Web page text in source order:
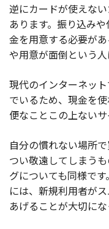
逆にカードが使えな
あります。振り込み
金を用意する必要が
や用意が面倒という人
現代のインターネッ
でいるため、現金を
便なことこの上ない
自分の慣れない場所
つい敬遠してしまう
グについても同様で
には、新規利用者が
あげることが大切にな